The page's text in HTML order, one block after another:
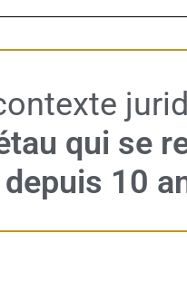
qui se
depuis 10